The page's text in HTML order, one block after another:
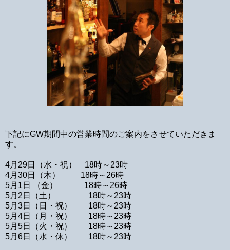
下記にGW期間中の営業時間のご案内をさせていただきま
す。
4月29日（水・祝） 18時～23時
4月30日（木） 18時～26時
5月1日 （金） 18時～26時
5月2日（土） 18時～23時
5月3日（日・祝） 18時～23時
5月4日（月・祝） 18時～23時
5月5日（火・祝） 18時～23時
5月6日（水・休） 18時～23時